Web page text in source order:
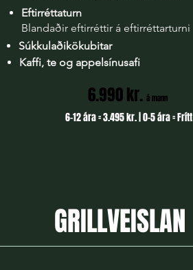
Eftirréttaturn
Blandaðir eftirréttir á eftirréttarturni
Súkkulaðikökubitar
Kaffi, te og appelsínusafi
6.990 kr. á mann
6-12 ára = 3.495 kr. | 0-5 ára = Frítt
GRILLVEISLAN